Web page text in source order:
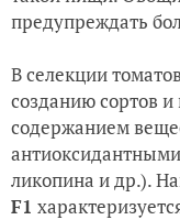
предупреждать
В селекции
созданию сортов
содержанием
ликопина и др.).
F1